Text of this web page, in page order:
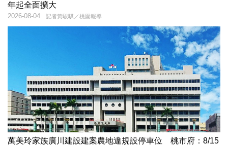
年起全面擴大
記者黃駿騏／桃園報導
2026-08-04
萬美玲家族廣川建設建案農地違規設停車位 桃市府：8/15